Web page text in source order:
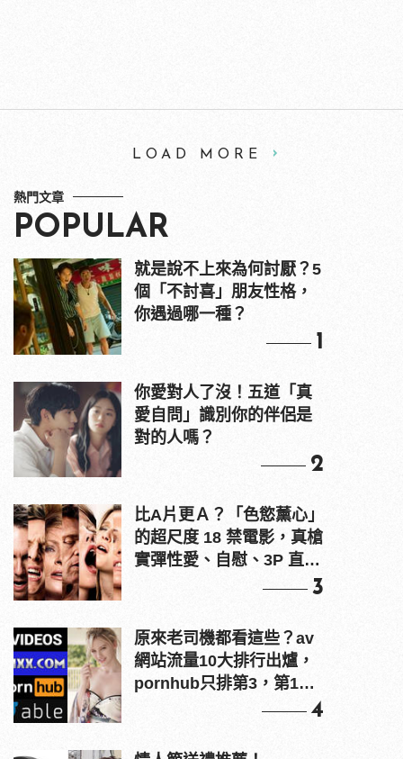
LOAD MORE
熱門文章
POPULAR
就是說不上來為何討厭？5
個「不討喜」朋友性格，
你遇過哪一種？
1
你愛對人了沒！五道「真
愛自問」識別你的伴侶是
對的人嗎？
2
比A片更Ａ？「色慾薰心」
的超尺度 18 禁電影，真槍
實彈性愛、自慰、3P 直接
3
原來老司機都看這些？av
網站流量10大排行出爐，
pornhub只排第3，第1名
4